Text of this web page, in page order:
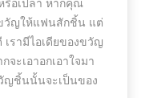
วัญให้แฟนสักชิ้น แต่
เรามีไอเดียของขวัญ
ะเอาอกเอาใจมา
ญชิ้นนั้นจะเป็นของ